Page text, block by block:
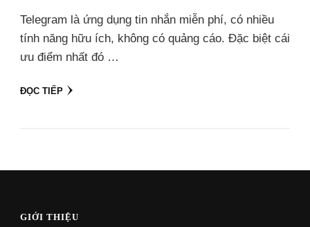
Telegram là ứng dụng tin nhắn miễn phí, có nhiều
tính năng hữu ích, không có quảng cáo. Đặc biệt cái
ưu điểm nhất đó …
ĐỌC TIẾP
GIỚI THIỆU